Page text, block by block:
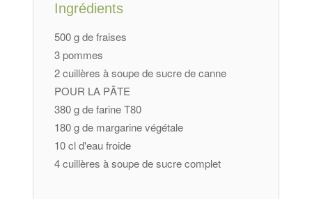
Ingrédients
500 g de fraises
3 pommes
2 cuillères à soupe de sucre de canne
POUR LA PÂTE
380 g de farine T80
180 g de margarine végétale
10 cl d'eau froide
4 cuillères à soupe de sucre complet